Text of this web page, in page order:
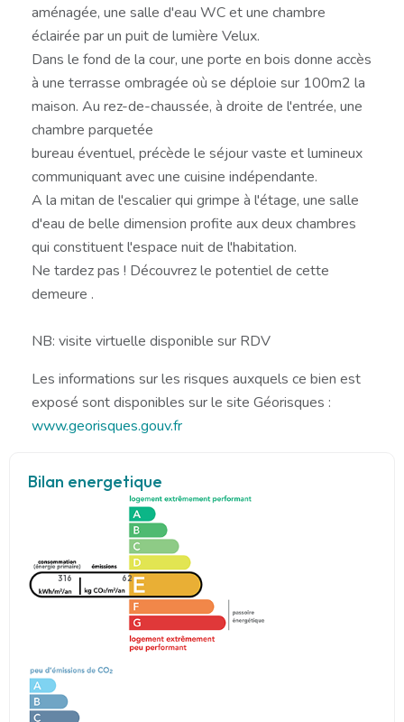
aménagée, une salle d'eau WC et une chambre
éclairée par un puit de lumière Velux.
Dans le fond de la cour, une porte en bois donne accès
à une terrasse ombragée où se déploie sur 100m2 la
maison. Au rez-de-chaussée, à droite de l'entrée, une
chambre parquetée
bureau éventuel, précède le séjour vaste et lumineux
communiquant avec une cuisine indépendante.
A la mitan de l'escalier qui grimpe à l'étage, une salle
d'eau de belle dimension profite aux deux chambres
qui constituent l'espace nuit de l'habitation.
Ne tardez pas ! Découvrez le potentiel de cette
demeure .
NB: visite virtuelle disponible sur RDV
Les informations sur les risques auxquels ce bien est
exposé sont disponibles sur le site Géorisques :
www.georisques.gouv.fr
Bilan energetique
316 62